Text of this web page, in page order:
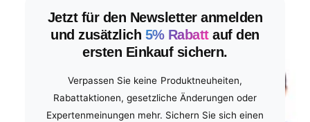
Jetzt für den Newsletter anmelden
und zusätzlich 5% Rabattauf den
ersten Einkauf sichern.
Verpassen Sie keine Produktneuheiten,
Rabattaktionen, gesetzliche Änderungen oder
Expertenmeinungen mehr. Sichern Sie sich einen